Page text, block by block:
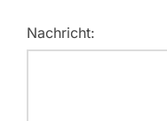
Nachricht: